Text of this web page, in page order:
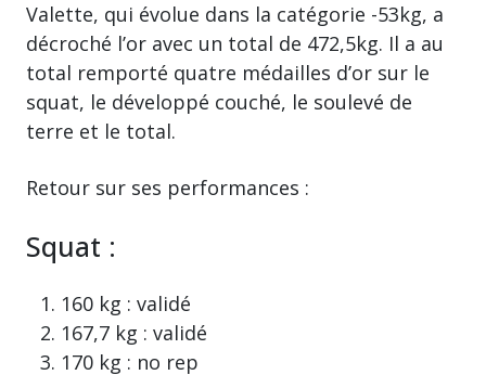
Valette, qui évolue dans la catégorie -53kg, a
décroché l’or avec un total de 472,5kg. Il a au
total remporté quatre médailles d’or sur le
squat, le développé couché, le soulevé de
terre et le total.
Retour sur ses performances :
Squat :
160 kg : validé
167,7 kg : validé
170 kg : no rep